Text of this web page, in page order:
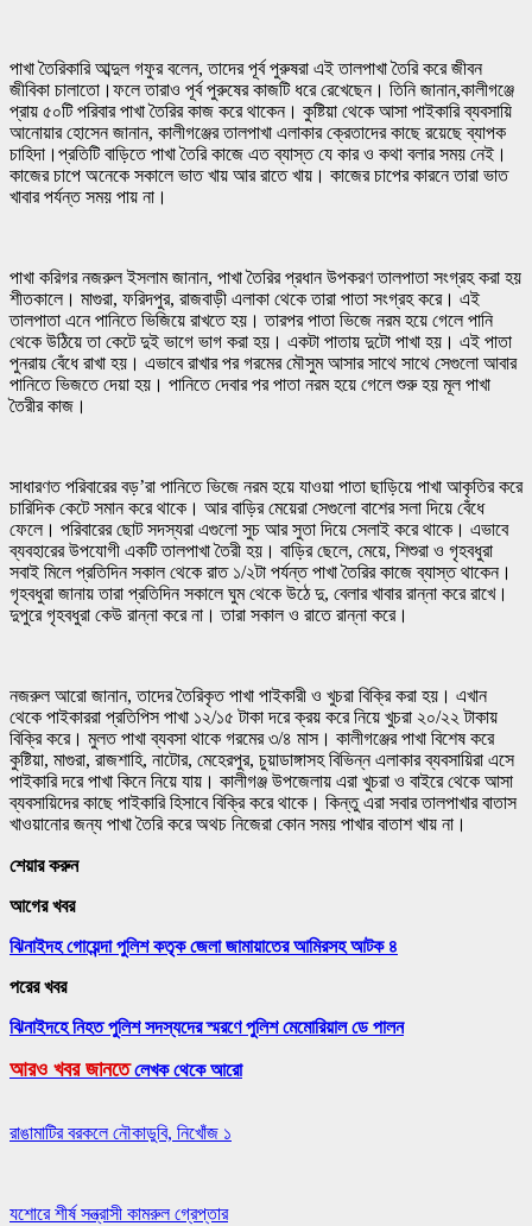
পাখা তৈরিকারি আব্দুল গফুর বলেন, তাদের পূর্ব পুরুষরা এই তালপাখা তৈরি করে জীবন
জীবিকা চালাতো।ফলে তারাও পূর্ব পুরুষের কাজটি ধরে রেখেছেন। তিনি জানান,কালীগঞ্জে
প্রায় ৫০টি পরিবার পাখা তৈরির কাজ করে থাকেন। কুষ্টিয়া থেকে আসা পাইকারি ব্যবসায়ি
আনোয়ার হোসেন জানান, কালীগঞ্জের তালপাখা এলাকার ক্রেতাদের কাছে রয়েছে ব্যাপক
চাহিদা।প্রতিটি বাড়িতে পাখা তৈরি কাজে এত ব্যাস্ত যে কার ও কথা বলার সময় নেই।
কাজের চাপে অনেকে সকালে ভাত খায় আর রাতে খায়। কাজের চাপের কারনে তারা ভাত
খাবার পর্যন্ত সময় পায় না।
পাখা করিগর নজরুল ইসলাম জানান, পাখা তৈরির প্রধান উপকরণ তালপাতা সংগ্রহ করা হয়
শীতকালে। মাগুরা, ফরিদপুর, রাজবাড়ী এলাকা থেকে তারা পাতা সংগ্রহ করে। এই
তালপাতা এনে পানিতে ভিজিয়ে রাখতে হয়। তারপর পাতা ভিজে নরম হয়ে গেলে পানি
থেকে উঠিয়ে তা কেটে দুই ভাগে ভাগ করা হয়। একটা পাতায় দুটো পাখা হয়। এই পাতা
পুনরায় বেঁধে রাখা হয়। এভাবে রাখার পর গরমের মৌসুম আসার সাথে সাথে সেগুলো আবার
পানিতে ভিজতে দেয়া হয়। পানিতে দেবার পর পাতা নরম হয়ে গেলে শুরু হয় মূল পাখা
তৈরীর কাজ।
সাধারণত পরিবারের বড়’রা পানিতে ভিজে নরম হয়ে যাওয়া পাতা ছাড়িয়ে পাখা আকৃতির করে
চারিদিক কেটে সমান করে থাকে। আর বাড়ির মেয়েরা সেগুলো বাশের সলা দিয়ে বেঁধে
ফেলে। পরিবারের ছোট সদস্যরা এগুলো সুচ আর সুতা দিয়ে সেলাই করে থাকে। এভাবে
ব্যবহারের উপযোগী একটি তালপাখা তৈরী হয়। বাড়ির ছেলে, মেয়ে, শিশুরা ও গৃহবধুরা
সবাই মিলে প্রতিদিন সকাল থেকে রাত ১/২টা পর্যন্ত পাখা তৈরির কাজে ব্যাস্ত থাকেন।
গৃহবধুরা জানায় তারা প্রতিদিন সকালে ঘুম থেকে উঠে দু, বেলার খাবার রান্না করে রাখে।
দুপুরে গৃহবধুরা কেউ রান্না করে না। তারা সকাল ও রাতে রান্না করে।
নজরুল আরো জানান, তাদের তৈরিকৃত পাখা পাইকারী ও খুচরা বিক্রি করা হয়। এখান
থেকে পাইকাররা প্রতিপিস পাখা ১২/১৫ টাকা দরে ক্রয় করে নিয়ে খুচরা ২০/২২ টাকায়
বিক্রি করে। মুলত পাখা ব্যবসা থাকে গরমের ৩/৪ মাস। কালীগঞ্জের পাখা বিশেষ করে
কুষ্টিয়া, মাগুরা, রাজশাহি, নাটোর, মেহেরপুর, চুয়াডাঙ্গাসহ বিভিন্ন এলাকার ব্যবসায়িরা এসে
পাইকারি দরে পাখা কিনে নিয়ে যায়। কালীগঞ্জ উপজেলায় এরা খুচরা ও বাইরে থেকে আসা
ব্যবসায়িদের কাছে পাইকারি হিসাবে বিক্রি করে থাকে। কিন্তু এরা সবার তালপাখার বাতাস
খাওয়ানোর জন্য পাখা তৈরি করে অথচ নিজেরা কোন সময় পাখার বাতাশ খায় না।
শেয়ার করুন
আগের খবর
ঝিনাইদহ গোয়েন্দা পুলিশ কতৃক জেলা জামায়াতের আমিরসহ আটক ৪
পরের খবর
ঝিনাইদহে নিহত পুলিশ সদস্যদের স্মরণে পুলিশ মেমোরিয়াল ডে পালন
আরও খবর জানতে লেখক থেকে আরো
রাঙামাটির বরকলে নৌকাডুবি, নিখোঁজ ১
যশোরে শীর্ষ সন্ত্রাসী কামরুল গ্রেপ্তার